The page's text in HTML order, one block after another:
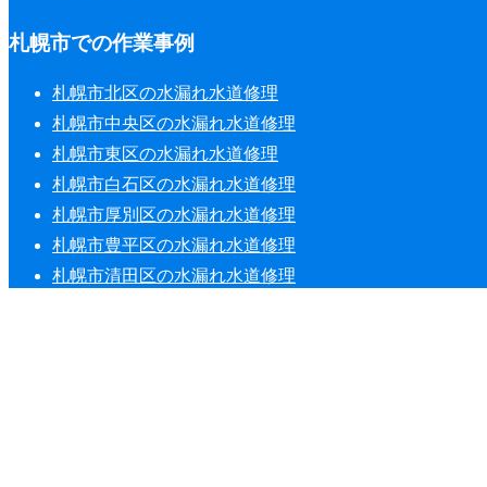
札幌市での作業事例
札幌市北区の水漏れ水道修理
札幌市中央区の水漏れ水道修理
札幌市東区の水漏れ水道修理
札幌市白石区の水漏れ水道修理
札幌市厚別区の水漏れ水道修理
札幌市豊平区の水漏れ水道修理
札幌市清田区の水漏れ水道修理